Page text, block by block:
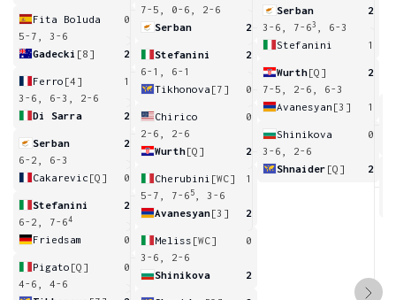
Fita Boluda
0
5-7, 3-6
Gadecki [8] 2
Ferro [4]
1
3-6, 6-3, 2-6
Di Sarra
2
Serban
2
6-2, 6-3
Cakarevic [Q] 0
Stefanini
2
6-2, 7-64
Friedsam 0
Pigato [Q]
0
4-6, 4-6
7-5, 0-6, 2-6
Serban
2
Stefanini
2
6-1, 6-1
Tikhonova [7] 0
Chirico
0
2-6, 2-6
Wurth[Q] 2
Cherubini [WC]
1
5-7, 7-6 5
, 3-6
Avanesyan[3] 2
Meliss [WC]
0
3-6, 2-6
Shinikova
2
Serban
2
3-6, 7-63
, 6-3
Stefanini
1
Wurth[Q]
2
7-5, 2-6, 6-3
Avanesyan [3] 1
Shinikova
0
3-6, 2-6
Shnaider [Q] 2